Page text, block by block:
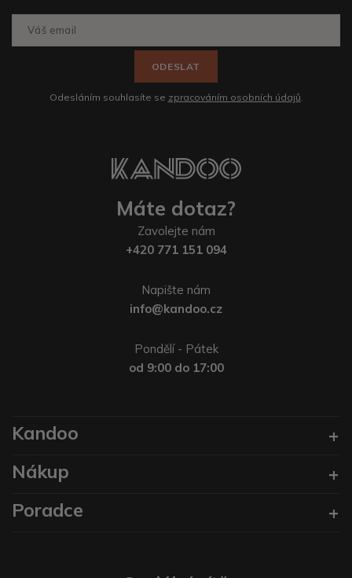
ODESLAT
Odesláním souhlasíte se zpracováním osobních údajů
Máte dotaz?
Zavolejte nám
+420 771 151 094
Napište nám
info@kandoo.cz
Pondělí - Pátek
od 9:00 do 17:00
Kandoo
Nákup
Poradce